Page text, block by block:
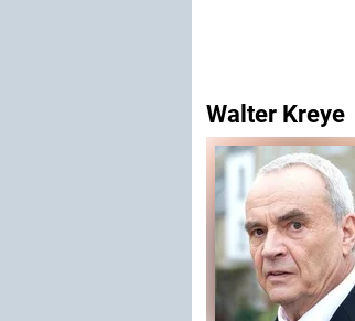
Walter Kreye